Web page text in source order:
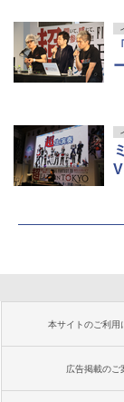
本サイトのご利用
広告掲載のご